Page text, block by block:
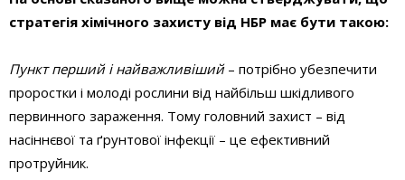
стратегія хімічного захисту від НБР має бути такою:
Пункт перший і найважливіший– потрібно убезпечити
проростки і молоді рослини від найбільш шкідливого
первинного зараження. Тому головний захист – від
насіннєвої та ґрунтової інфекції – це ефективний
протруйник.